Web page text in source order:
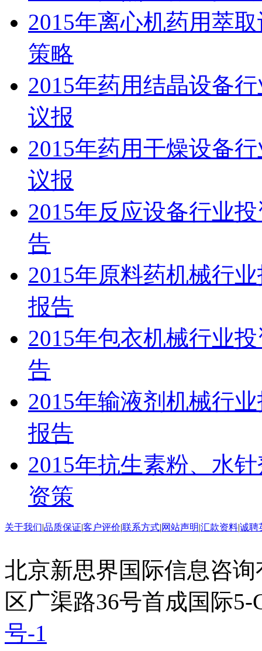
2015年离心机药用萃
策略
2015年药用结晶设备
议报
2015年药用干燥设备
议报
2015年反应设备行业
告
2015年原料药机械行
报告
2015年包衣机械行业
告
2015年输液剂机械行
报告
2015年抗生素粉、水
资策
关于我们|品质保证|客户评价|联系方式|网站声明|汇款资料|诚聘
北京新思界国际信息咨
区广渠路36号首成国际
号-1